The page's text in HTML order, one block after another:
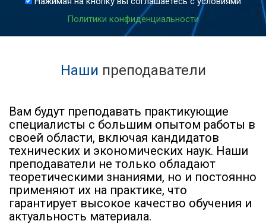
Политики конфиденциальности
Наши преподаватели
Вам будут преподавать практикующие
специалисты с большим опытом работы в
своей области, включая кандидатов
технических и экономических наук. Наши
преподаватели не только обладают
теоретическими знаниями, но и постоянно
применяют их на практике, что
гарантирует высокое качество обучения и
актуальность материала.